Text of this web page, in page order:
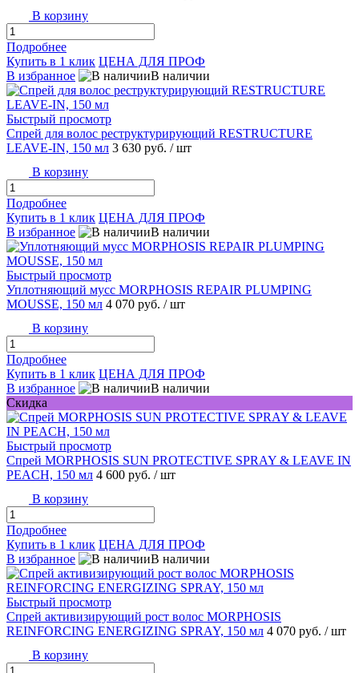
В корзину
Подробнее
Купить в 1 клик ЦЕНА ДЛЯ ПРОФ
В избранное
В наличии
Быстрый просмотр
Спрей для волос реструктурирующий RESTRUCTURE
LEAVE-IN, 150 мл 3 630 руб. / шт
В корзину
Подробнее
Купить в 1 клик ЦЕНА ДЛЯ ПРОФ
В избранное
В наличии
Быстрый просмотр
Уплотняющий мусс MORPHOSIS REPAIR PLUMPING
MOUSSE, 150 мл 4 070 руб. / шт
В корзину
Подробнее
Купить в 1 клик ЦЕНА ДЛЯ ПРОФ
В избранное
В наличии
Скидка
Быстрый просмотр
Спрей MORPHOSIS SUN PROTECTIVE SPRAY & LEAVE IN
PEACH, 150 мл 4 600 руб. / шт
В корзину
Подробнее
Купить в 1 клик ЦЕНА ДЛЯ ПРОФ
В избранное
В наличии
Быстрый просмотр
Спрей активизирующий рост волос MORPHOSIS
REINFORCING ENERGIZING SPRAY, 150 мл 4 070 руб. / шт
В корзину